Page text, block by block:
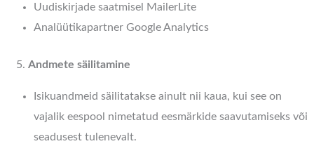
Uudiskirjade saatmisel MailerLite
Analüütikapartner Google Analytics
Andmete säilitamine
Isikuandmeid säilitatakse ainult nii kaua, kui see on
vajalik eespool nimetatud eesmärkide saavutamiseks või
seadusest tulenevalt.